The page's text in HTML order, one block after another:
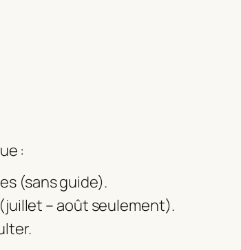
:
(sans guide).
– août seulement).